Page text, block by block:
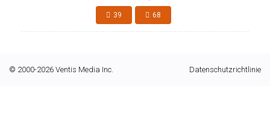
39 68
© 2000-2026 Ventis Media Inc. Datenschutzrichtlinie